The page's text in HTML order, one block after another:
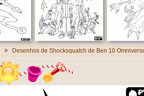
Desenhos de Shocksquatch de Ben 10